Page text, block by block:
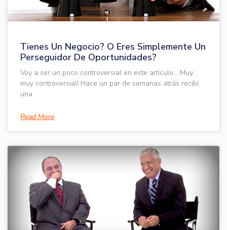
Tienes Un Negocio? O Eres Simplemente Un
Perseguidor De Oportunidades?
Voy a ser un poco controversial en este artículo… Muy,
muy controversial! Hace un par de semanas atrás recibí
una
Read More